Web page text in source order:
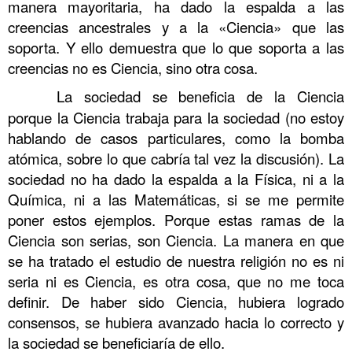
manera mayoritaria, ha dado la espalda a las
creencias ancestrales y a la «Ciencia» que las
soporta. Y ello demuestra que lo que soporta a las
creencias no es Ciencia, sino otra cosa.
La sociedad se beneficia de la Ciencia
porque la Ciencia trabaja para la sociedad (no estoy
hablando de casos particulares, como la bomba
atómica, sobre lo que cabría tal vez la discusión). La
sociedad no ha dado la espalda a la Física, ni a la
Química, ni a las Matemáticas, si se me permite
poner estos ejemplos. Porque estas ramas de la
Ciencia son serias, son Ciencia. La manera en que
se ha tratado el estudio de nuestra religión no es ni
seria ni es Ciencia, es otra cosa, que no me toca
definir. De haber sido Ciencia, hubiera logrado
consensos, se hubiera avanzado hacia lo correcto y
la sociedad se beneficiaría de ello.